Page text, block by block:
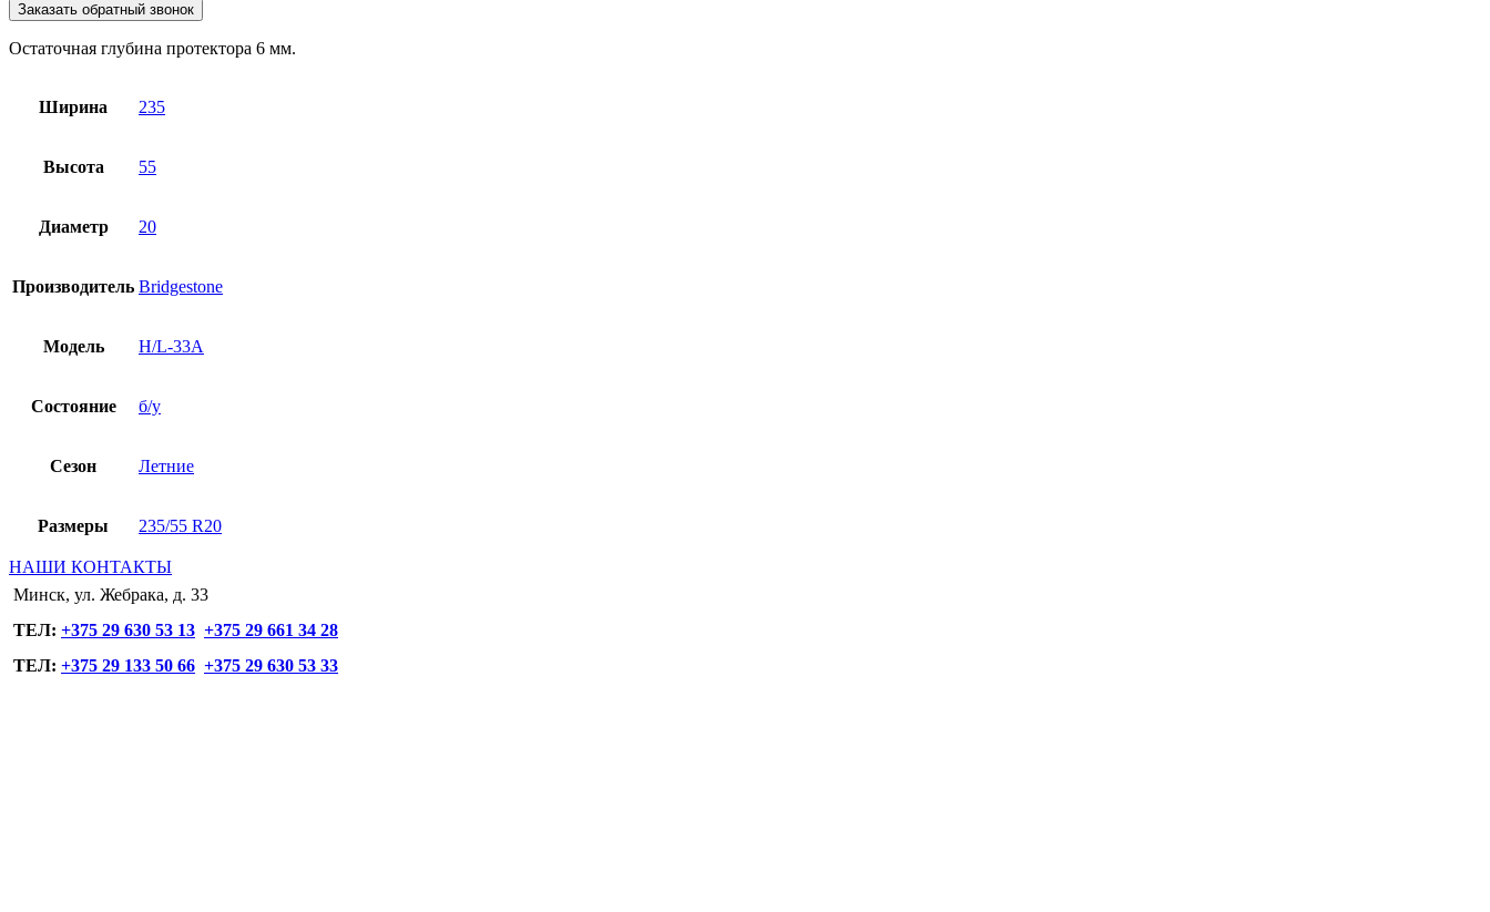
Заказать обратный звонок
Остаточная глубина протектора 6 мм.
Ширина 235
Высота 55
Диаметр 20
Производитель Bridgestone
Модель H/L-33A
Состояние б/у
Сезон Летние
Размеры 235/55 R20
НАШИ КОНТАКТЫ
Минск, ул. Жебрака, д. 33
ТЕЛ: +375 29 630 53 13 +375 29 661 34 28
ТЕЛ: +375 29 133 50 66 +375 29 630 53 33